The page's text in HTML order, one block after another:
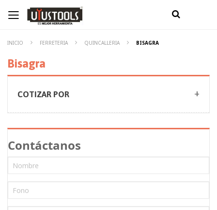
INICIO FERRETERIA QUINCALLERIA BISAGRA
Bisagra
COTIZAR POR
Contáctanos